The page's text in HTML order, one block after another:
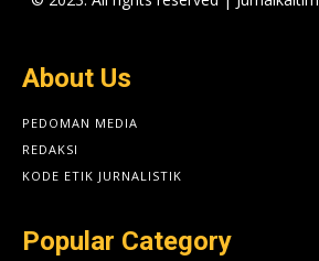
About Us
PEDOMAN MEDIA
REDAKSI
KODE ETIK JURNALISTIK
Popular Category